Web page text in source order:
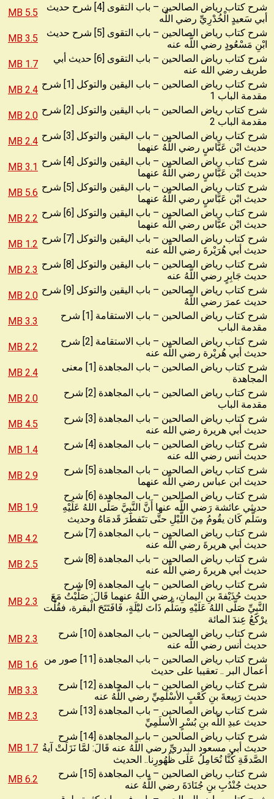
شرح كتاب رياض الصالحين – باب التقوى [4] شرح حديث
أبي سَعيدٍ الْخُدْرِيِّ رضي اللَّه
5.5 MB
شرح كتاب رياض الصالحين – باب التقوى [5] شرح حديث
ابْنِ مَسْعُودٍ رضي اللَّه عنه
3.5 MB
شرح كتاب رياض الصالحين – باب التقوى [6] حديث أبي
طريف رضي الله عنه
1.7 MB
شرح كتاب رياض الصالحين – باب اليقين والتوكل [1] شرح
مقدمة الباب 1
2.4 MB
شرح كتاب رياض الصالحين – باب اليقين والتوكل [2] شرح
مقدمة الباب 2
2.0 MB
شرح كتاب رياض الصالحين – باب اليقين والتوكل [3] شرح
حديث ابْن عَبَّاسٍ رضي اللَّهُ عنهما
2.4 MB
شرح كتاب رياض الصالحين – باب اليقين والتوكل [4] شرح
حديث ابْن عَبَّاسٍ رضي اللَّهُ عنهما
3.1 MB
شرح كتاب رياض الصالحين – باب اليقين والتوكل [5] شرح
حديث ابْن عَبَّاسٍ رضي اللَّهُ عنهما
5.6 MB
شرح كتاب رياض الصالحين – باب اليقين والتوكل [6] شرح
حديث ابْن عبَّاس رضي اللَّه عنهما
2.2 MB
شرح كتاب رياض الصالحين – باب اليقين والتوكل [7] شرح
حديث أبي هُرَيْرةَ رضي اللَّه عنه
1.2 MB
شرح كتاب رياض الصالحين – باب اليقين والتوكل [8] شرح
حديث جَابِرٍ رضي اللَّهُ عنه
2.3 MB
شرح كتاب رياض الصالحين – باب اليقين والتوكل [9] شرح
حديث عمرَ رضي اللَّهُ
2.0 MB
شرح كتاب رياض الصالحين – باب الاستقامة [1] شرح
مقدمة الباب
3.3 MB
شرح كتاب رياض الصالحين – باب الاستقامة [2] شرح
حديث أبي هُريْرة رضي اللَّه عنه
2.2 MB
شرح كتاب رياض الصالحين – باب المجاهدة [1] معنى
المجاهدة
2.4 MB
شرح كتاب رياض الصالحين – باب المجاهدة [2] شرح
مقدمة الباب
2.0 MB
شرح كتاب رياض الصالحين – باب المجاهدة [3] شرح
حديث أبي هريرة رضي الله عنه
4.5 MB
شرح كتاب رياض الصالحين – باب المجاهدة [4] شرح
حديث أنس رضي الله عنه
1.4 MB
شرح كتاب رياض الصالحين – باب المجاهدة [5] شرح
حديث ابن عباس رضي اللَّه عنهما
2.9 MB
شرح كتاب رياض الصالحين – باب المجاهدة [6] شرح
حديثي عائشة رَضي اللَّه عنها أَنَّ النَّبِيَّ صَلّى اللهُ عَلَيْهِ
وسَلَّم كَان يقُومُ مِنَ اللَّيْلِ حتَّى تتَفطَرَ قَدمَاهُ وحديث
1.9 MB
شرح كتاب رياض الصالحين – باب المجاهدة [7] شرح
حديث أبي هريرةَ رضي اللَّه عنه
4.2 MB
شرح كتاب رياض الصالحين – باب المجاهدة [8] شرح
حديث أبي هريرةَ رضي اللَّه عنه
2.5 MB
شرح كتاب رياض الصالحين – باب المجاهدة [9] شرح
حديث حُذَيْفةَ بنِ اليمانِ، رضي اللَّهُ عنهما قَالَ: صَلَّيْتُ مَعَ
النَّبِيِّ صَلّى اللهُ عَلَيْهِ وسَلَّم ذَاتَ ليَْلَةٍ، فَافَتَتَحَ الْبقرة، فقُلْت
يرْكَعُ عِندَ المائة
2.3 MB
شرح كتاب رياض الصالحين – باب المجاهدة [10] شرح
حديث أنس رضي اللَّه عنه
2.3 MB
شرح كتاب رياض الصالحين – باب المجاهدة [11] صور من
أعمال البر .. تعقيبا على حديث
1.6 MB
شرح كتاب رياض الصالحين – باب المجاهدة [12] شرح
حديث رَبِيعةَ بنِ كَعْبٍ الأسْلَمِيِّ رضي اللَّهُ عنه
3.3 MB
شرح كتاب رياض الصالحين – باب المجاهدة [13] شرح
حديث عبدِ اللَّه بنِ بُسْرٍ الأسلَمِيِّ
2.3 MB
شرح كتاب رياض الصالحين – باب المجاهدة [14] شرح
حديث أبي مسعود البدريِّ رضي اللَّهُ عنه قَالَ: لمَّا نَزَلَتْ آيةُ
الصَّدقَةِ كُنَّا نُحَامِلُ عَلَى ظُهُورِنا.. الحديث
1.7 MB
شرح كتاب رياض الصالحين – باب المجاهدة [15] شرح
حديث جُنْدُبِ بنِ جُنَادَةَ رضي اللَّهُ عنه
6.2 MB